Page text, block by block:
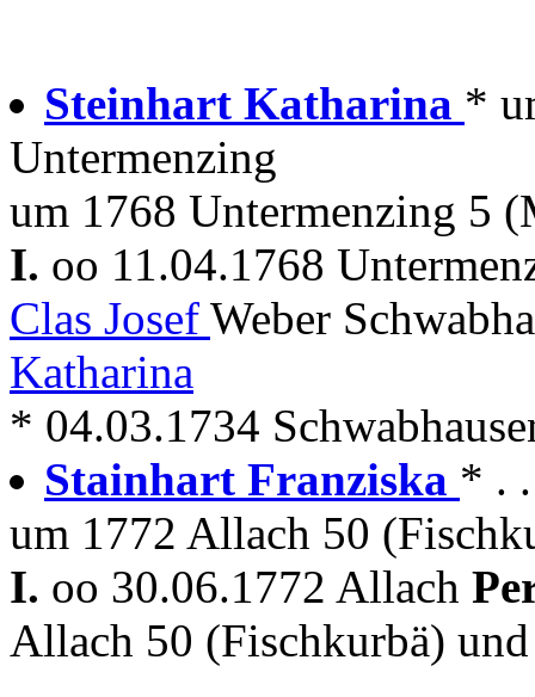
Steinhart Katharina *
Untermenzing
um 1768 Untermenzing 5
I. oo 11.04.1768
Clas Josef Weber
Katharina
* 04.03.1734
Stainhart Franziska * .
um 1772 Allach 50
I. oo 30.06.1772 Allach
Allach 50 (Fischkurbä)